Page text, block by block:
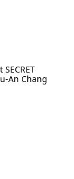
An Chang